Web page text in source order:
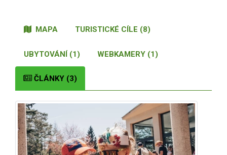
MAPA TURISTICKÉ CÍLE (8)
UBYTOVÁNÍ (1) WEBKAMERY (1)
ČLÁNKY (3)